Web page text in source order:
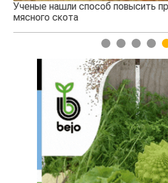
Ученые нашли способ повысить
мясного скота
1 2 3 4